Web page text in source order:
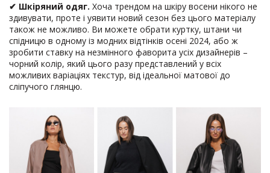
✔ Шкіряний одяг. Хоча трендом на шкіру восени нікого не
здивувати, проте і уявити новий сезон без цього матеріалу
також не можливо. Ви можете обрати куртку, штани чи
спідницю в одному із модних відтінків осені 2024, або ж
зробити ставку на незмінного фаворита усіх дизайнерів –
чорний колір, який цього разу представлений у всіх
можливих варіаціях текстур, від ідеальної матової до
сліпучого глянцю.